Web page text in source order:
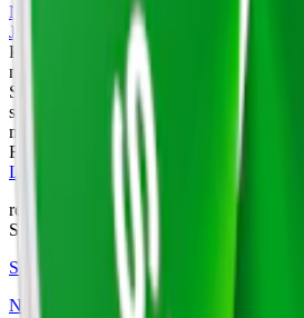
Nordic Spirit är ett tobaksfritt vitt snus
JTI
. Varumärket erbjuder ett brett utbud
Peppermint Max 6, Sweet Mint 2 och
nikotinstyrkor –
normal och
Spirit ett varumärke som uppvisar på
styrka. Snuset tillverkas i Sverige, där
modern teknologi och gediget hantverk
Från samma tillverkare kommer också det
LD snus
relaterade produkter
Stark
Styrka Stark · Slim
Nordic Spirit 4 Mixpack